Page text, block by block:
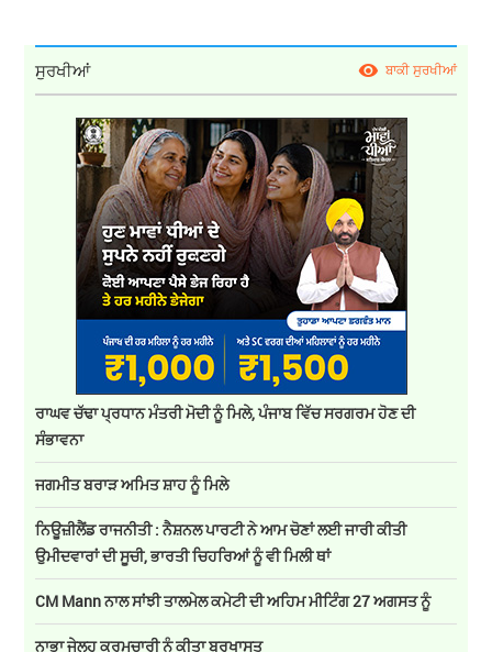
ਸੁਰਖੀਆਂ ਬਾਕੀ ਸੁਰਖੀਆਂ
ਰਾਘਵ ਚੱਢਾ ਪ੍ਰਧਾਨ ਮੰਤਰੀ ਮੋਦੀ ਨੂੰ ਮਿਲੇ, ਪੰਜਾਬ ਵਿੱਚ ਸਰਗਰਮ ਹੋਣ ਦੀ
ਸੰਭਾਵਨਾ
ਜਗਮੀਤ ਬਰਾੜ ਅਮਿਤ ਸ਼ਾਹ ਨੂੰ ਮਿਲੇ
ਨਿਊਜ਼ੀਲੈਂਡ ਰਾਜਨੀਤੀ : ਨੈਸ਼ਨਲ ਪਾਰਟੀ ਨੇ ਆਮ ਚੋਣਾਂ ਲਈ ਜਾਰੀ ਕੀਤੀ
ਉਮੀਦਵਾਰਾਂ ਦੀ ਸੂਚੀ, ਭਾਰਤੀ ਚਿਹਰਿਆਂ ਨੂੰ ਵੀ ਮਿਲੀ ਥਾਂ
CM Mann ਨਾਲ ਸਾਂਝੀ ਤਾਲਮੇਲ ਕਮੇਟੀ ਦੀ ਅਹਿਮ ਮੀਟਿੰਗ 27 ਅਗਸਤ ਨੂੰ
ਨਾਭਾ ਜੇਲ੍ਹ ਕਰਮਚਾਰੀ ਨੂੰ ਕੀਤਾ ਬਰਖਾਸਤ